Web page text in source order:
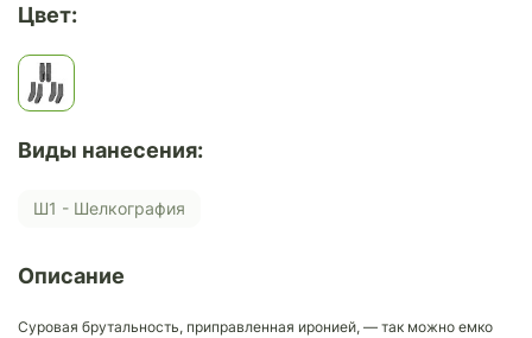
Цвет:
Виды нанесения:
Ш1 - Шелкография
Описание
Суровая брутальность, приправленная иронией, — так можно емко